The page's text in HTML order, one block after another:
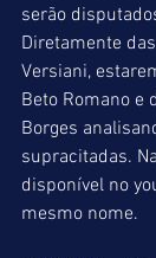
serão
Diretamente
Versiani,
Beto Romano e
Borges
supracitadas.
disponível no
mesmo nome.